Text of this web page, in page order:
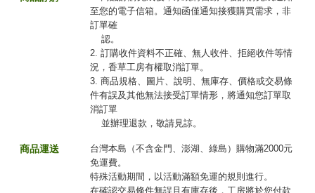
至您的電子信箱。通知函僅通知接獲購買需求，非
訂單確
認。
2. 訂購收件資料不正確、無人收件、拒絕收件等情
況，香草工房有權取消訂單。
3. 商品規格、圖片、說明、無庫存、價格或交易條
件有誤及其他無法接受訂單情形，將通知您訂單取
消訂單
並辦理退款，敬請見諒。
商品運送
台灣本島（不含金門、澎湖、綠島）購物滿2000元
免運費。
特殊活動期間，以活動滿額免運的規則進行。
在確認交易條件無誤且有庫存後，工房將於您付款